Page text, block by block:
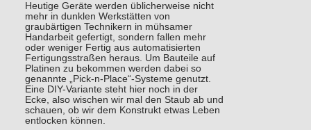
Heutige Geräte werden üblicherweise nicht
mehr in dunklen Werkstätten von
graubärtigen Technikern in mühsamer
Handarbeit gefertigt, sondern fallen mehr
oder weniger Fertig aus automatisierten
Fertigungsstraßen heraus. Um Bauteile auf
Platinen zu bekommen werden dabei so
genannte „Pick-n-Place“-Systeme genutzt.
Eine DIY-Variante steht hier noch in der
Ecke, also wischen wir mal den Staub ab und
schauen, ob wir dem Konstrukt etwas Leben
entlocken können.